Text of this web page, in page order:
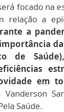
focado na
relação a
a
da
de
em
Vanderson
Saúde.